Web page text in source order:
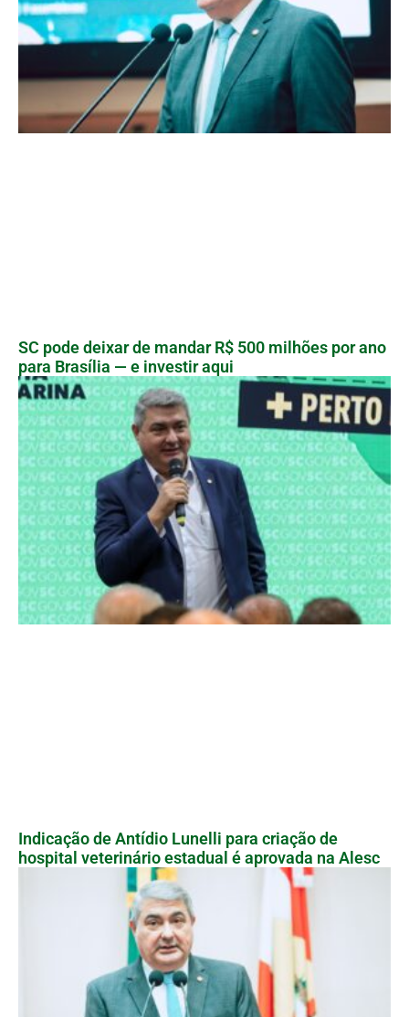
SC pode deixar de mandar R$ 500 milhões por ano
para Brasília — e investir aqui
Indicação de Antídio Lunelli para criação de
hospital veterinário estadual é aprovada na Alesc